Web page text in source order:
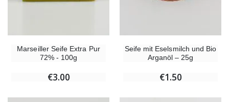
Marseiller Seife Extra Pur
72% - 100g
€3.00
Seife mit Eselsmilch und Bio
Arganöl – 25g
€1.50